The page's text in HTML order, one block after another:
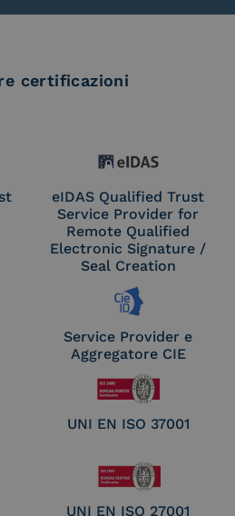
certificazioni
eIDAS Qualified Trust
Service Provider for
Remote Qualified
Electronic Signature /
Seal Creation
Service Provider e
Aggregatore CIE
UNI EN ISO 37001
UNI EN ISO 27001